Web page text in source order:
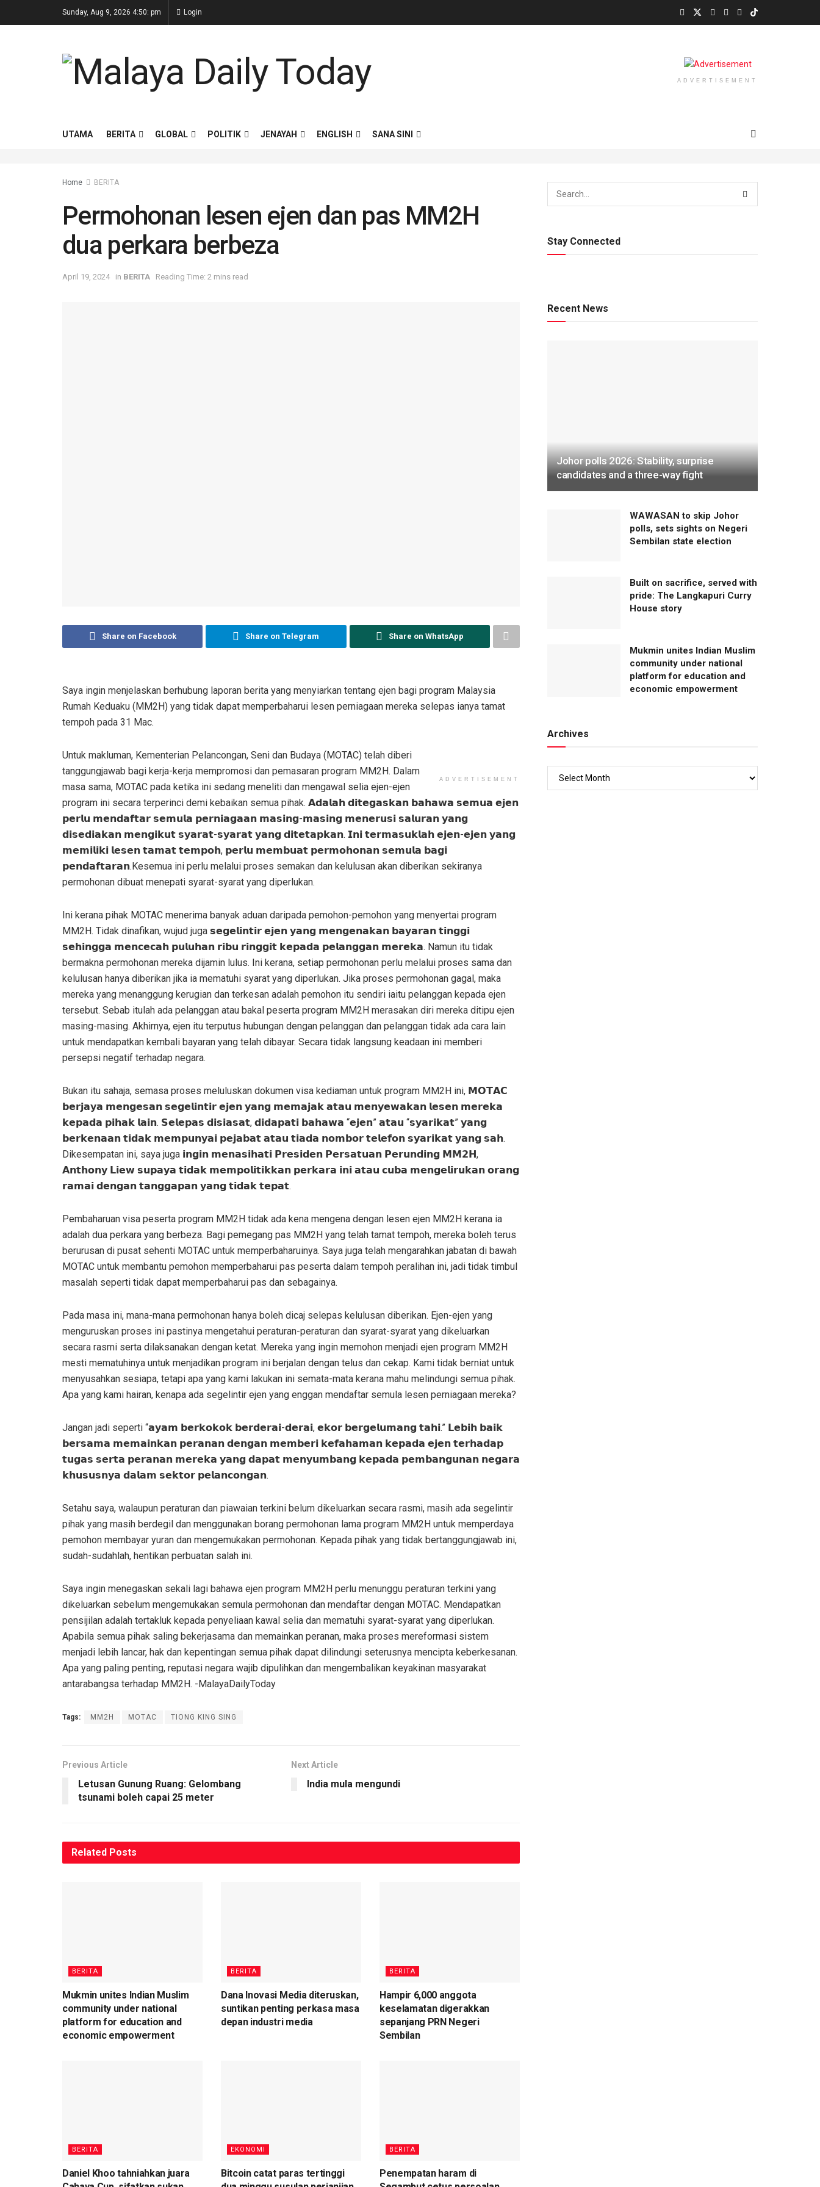
Sunday, Aug 9, 2026 4:50: pm Login
ADVERTISEMENT
UTAMA BERITA GLOBAL POLITIK JENAYAH ENGLISH SANA SINI
Home BERITA
Permohonan lesen ejen dan pas MM2H
dua perkara berbeza
April 19, 2024 in BERITA Reading Time: 2 mins read
Share on Facebook Share on Telegram Share on WhatsApp
Saya ingin menjelaskan berhubung laporan berita yang menyiarkan tentang ejen bagi program Malaysia
Rumah Keduaku (MM2H) yang tidak dapat memperbaharui lesen perniagaan mereka selepas ianya tamat
tempoh pada 31 Mac.
ADVERTISEMENT
Untuk makluman, Kementerian Pelancongan, Seni dan Budaya (MOTAC) telah diberi
tanggungjawab bagi kerja-kerja mempromosi dan pemasaran program MM2H. Dalam
masa sama, MOTAC pada ketika ini sedang meneliti dan mengawal selia ejen-ejen
program ini secara terperinci demi kebaikan semua pihak. 𝗔𝗱𝗮𝗹𝗮𝗵 𝗱𝗶𝘁𝗲𝗴𝗮𝘀𝗸𝗮𝗻 𝗯𝗮𝗵𝗮𝘄𝗮 𝘀𝗲𝗺𝘂𝗮 𝗲𝗷𝗲𝗻
𝗽𝗲𝗿𝗹𝘂 𝗺𝗲𝗻𝗱𝗮𝗳𝘁𝗮𝗿 𝘀𝗲𝗺𝘂𝗹𝗮 𝗽𝗲𝗿𝗻𝗶𝗮𝗴𝗮𝗮𝗻 𝗺𝗮𝘀𝗶𝗻𝗴-𝗺𝗮𝘀𝗶𝗻𝗴 𝗺𝗲𝗻𝗲𝗿𝘂𝘀𝗶 𝘀𝗮𝗹𝘂𝗿𝗮𝗻 𝘆𝗮𝗻𝗴
𝗱𝗶𝘀𝗲𝗱𝗶𝗮𝗸𝗮𝗻 𝗺𝗲𝗻𝗴𝗶𝗸𝘂𝘁 𝘀𝘆𝗮𝗿𝗮𝘁-𝘀𝘆𝗮𝗿𝗮𝘁 𝘆𝗮𝗻𝗴 𝗱𝗶𝘁𝗲𝘁𝗮𝗽𝗸𝗮𝗻. 𝗜𝗻𝗶 𝘁𝗲𝗿𝗺𝗮𝘀𝘂𝗸𝗹𝗮𝗵 𝗲𝗷𝗲𝗻-𝗲𝗷𝗲𝗻 𝘆𝗮𝗻𝗴
𝗺𝗲𝗺𝗶𝗹𝗶𝗸𝗶 𝗹𝗲𝘀𝗲𝗻 𝘁𝗮𝗺𝗮𝘁 𝘁𝗲𝗺𝗽𝗼𝗵, 𝗽𝗲𝗿𝗹𝘂 𝗺𝗲𝗺𝗯𝘂𝗮𝘁 𝗽𝗲𝗿𝗺𝗼𝗵𝗼𝗻𝗮𝗻 𝘀𝗲𝗺𝘂𝗹𝗮 𝗯𝗮𝗴𝗶
𝗽𝗲𝗻𝗱𝗮𝗳𝘁𝗮𝗿𝗮𝗻.Kesemua ini perlu melalui proses semakan dan kelulusan akan diberikan sekiranya
permohonan dibuat menepati syarat-syarat yang diperlukan.
Ini kerana pihak MOTAC menerima banyak aduan daripada pemohon-pemohon yang menyertai program
MM2H. Tidak dinafikan, wujud juga 𝘀𝗲𝗴𝗲𝗹𝗶𝗻𝘁𝗶𝗿 𝗲𝗷𝗲𝗻 𝘆𝗮𝗻𝗴 𝗺𝗲𝗻𝗴𝗲𝗻𝗮𝗸𝗮𝗻 𝗯𝗮𝘆𝗮𝗿𝗮𝗻 𝘁𝗶𝗻𝗴𝗴𝗶
𝘀𝗲𝗵𝗶𝗻𝗴𝗴𝗮 𝗺𝗲𝗻𝗰𝗲𝗰𝗮𝗵 𝗽𝘂𝗹𝘂𝗵𝗮𝗻 𝗿𝗶𝗯𝘂 𝗿𝗶𝗻𝗴𝗴𝗶𝘁 𝗸𝗲𝗽𝗮𝗱𝗮 𝗽𝗲𝗹𝗮𝗻𝗴𝗴𝗮𝗻 𝗺𝗲𝗿𝗲𝗸𝗮. Namun itu tidak
bermakna permohonan mereka dijamin lulus. Ini kerana, setiap permohonan perlu melalui proses sama dan
kelulusan hanya diberikan jika ia mematuhi syarat yang diperlukan. Jika proses permohonan gagal, maka
mereka yang menanggung kerugian dan terkesan adalah pemohon itu sendiri iaitu pelanggan kepada ejen
tersebut. Sebab itulah ada pelanggan atau bakal peserta program MM2H merasakan diri mereka ditipu ejen
masing-masing. Akhirnya, ejen itu terputus hubungan dengan pelanggan dan pelanggan tidak ada cara lain
untuk mendapatkan kembali bayaran yang telah dibayar. Secara tidak langsung keadaan ini memberi
persepsi negatif terhadap negara.
Bukan itu sahaja, semasa proses meluluskan dokumen visa kediaman untuk program MM2H ini, 𝗠𝗢𝗧𝗔𝗖
𝗯𝗲𝗿𝗷𝗮𝘆𝗮 𝗺𝗲𝗻𝗴𝗲𝘀𝗮𝗻 𝘀𝗲𝗴𝗲𝗹𝗶𝗻𝘁𝗶𝗿 𝗲𝗷𝗲𝗻 𝘆𝗮𝗻𝗴 𝗺𝗲𝗺𝗮𝗷𝗮𝗸 𝗮𝘁𝗮𝘂 𝗺𝗲𝗻𝘆𝗲𝘄𝗮𝗸𝗮𝗻 𝗹𝗲𝘀𝗲𝗻 𝗺𝗲𝗿𝗲𝗸𝗮
𝗸𝗲𝗽𝗮𝗱𝗮 𝗽𝗶𝗵𝗮𝗸 𝗹𝗮𝗶𝗻. 𝗦𝗲𝗹𝗲𝗽𝗮𝘀 𝗱𝗶𝘀𝗶𝗮𝘀𝗮𝘁, 𝗱𝗶𝗱𝗮𝗽𝗮𝘁𝗶 𝗯𝗮𝗵𝗮𝘄𝗮 “𝗲𝗷𝗲𝗻” 𝗮𝘁𝗮𝘂 “𝘀𝘆𝗮𝗿𝗶𝗸𝗮𝘁” 𝘆𝗮𝗻𝗴
𝗯𝗲𝗿𝗸𝗲𝗻𝗮𝗮𝗻 𝘁𝗶𝗱𝗮𝗸 𝗺𝗲𝗺𝗽𝘂𝗻𝘆𝗮𝗶 𝗽𝗲𝗷𝗮𝗯𝗮𝘁 𝗮𝘁𝗮𝘂 𝘁𝗶𝗮𝗱𝗮 𝗻𝗼𝗺𝗯𝗼𝗿 𝘁𝗲𝗹𝗲𝗳𝗼𝗻 𝘀𝘆𝗮𝗿𝗶𝗸𝗮𝘁 𝘆𝗮𝗻𝗴 𝘀𝗮𝗵.
Dikesempatan ini, saya juga 𝗶𝗻𝗴𝗶𝗻 𝗺𝗲𝗻𝗮𝘀𝗶𝗵𝗮𝘁𝗶 𝗣𝗿𝗲𝘀𝗶𝗱𝗲𝗻 𝗣𝗲𝗿𝘀𝗮𝘁𝘂𝗮𝗻 𝗣𝗲𝗿𝘂𝗻𝗱𝗶𝗻𝗴 𝗠𝗠𝟮𝗛,
𝗔𝗻𝘁𝗵𝗼𝗻𝘆 𝗟𝗶𝗲𝘄 𝘀𝘂𝗽𝗮𝘆𝗮 𝘁𝗶𝗱𝗮𝗸 𝗺𝗲𝗺𝗽𝗼𝗹𝗶𝘁𝗶𝗸𝗸𝗮𝗻 𝗽𝗲𝗿𝗸𝗮𝗿𝗮 𝗶𝗻𝗶 𝗮𝘁𝗮𝘂 𝗰𝘂𝗯𝗮 𝗺𝗲𝗻𝗴𝗲𝗹𝗶𝗿𝘂𝗸𝗮𝗻 𝗼𝗿𝗮𝗻𝗴
𝗿𝗮𝗺𝗮𝗶 𝗱𝗲𝗻𝗴𝗮𝗻 𝘁𝗮𝗻𝗴𝗴𝗮𝗽𝗮𝗻 𝘆𝗮𝗻𝗴 𝘁𝗶𝗱𝗮𝗸 𝘁𝗲𝗽𝗮𝘁.
Pembaharuan visa peserta program MM2H tidak ada kena mengena dengan lesen ejen MM2H kerana ia
adalah dua perkara yang berbeza. Bagi pemegang pas MM2H yang telah tamat tempoh, mereka boleh terus
berurusan di pusat sehenti MOTAC untuk memperbaharuinya. Saya juga telah mengarahkan jabatan di bawah
MOTAC untuk membantu pemohon memperbaharui pas peserta dalam tempoh peralihan ini, jadi tidak timbul
masalah seperti tidak dapat memperbaharui pas dan sebagainya.
Pada masa ini, mana-mana permohonan hanya boleh dicaj selepas kelulusan diberikan. Ejen-ejen yang
menguruskan proses ini pastinya mengetahui peraturan-peraturan dan syarat-syarat yang dikeluarkan
secara rasmi serta dilaksanakan dengan ketat. Mereka yang ingin memohon menjadi ejen program MM2H
mesti mematuhinya untuk menjadikan program ini berjalan dengan telus dan cekap. Kami tidak berniat untuk
menyusahkan sesiapa, tetapi apa yang kami lakukan ini semata-mata kerana mahu melindungi semua pihak.
Apa yang kami hairan, kenapa ada segelintir ejen yang enggan mendaftar semula lesen perniagaan mereka?
Jangan jadi seperti “𝗮𝘆𝗮𝗺 𝗯𝗲𝗿𝗸𝗼𝗸𝗼𝗸 𝗯𝗲𝗿𝗱𝗲𝗿𝗮𝗶-𝗱𝗲𝗿𝗮𝗶, 𝗲𝗸𝗼𝗿 𝗯𝗲𝗿𝗴𝗲𝗹𝘂𝗺𝗮𝗻𝗴 𝘁𝗮𝗵𝗶.” 𝗟𝗲𝗯𝗶𝗵 𝗯𝗮𝗶𝗸
𝗯𝗲𝗿𝘀𝗮𝗺𝗮 𝗺𝗲𝗺𝗮𝗶𝗻𝗸𝗮𝗻 𝗽𝗲𝗿𝗮𝗻𝗮𝗻 𝗱𝗲𝗻𝗴𝗮𝗻 𝗺𝗲𝗺𝗯𝗲𝗿𝗶 𝗸𝗲𝗳𝗮𝗵𝗮𝗺𝗮𝗻 𝗸𝗲𝗽𝗮𝗱𝗮 𝗲𝗷𝗲𝗻 𝘁𝗲𝗿𝗵𝗮𝗱𝗮𝗽
𝘁𝘂𝗴𝗮𝘀 𝘀𝗲𝗿𝘁𝗮 𝗽𝗲𝗿𝗮𝗻𝗮𝗻 𝗺𝗲𝗿𝗲𝗸𝗮 𝘆𝗮𝗻𝗴 𝗱𝗮𝗽𝗮𝘁 𝗺𝗲𝗻𝘆𝘂𝗺𝗯𝗮𝗻𝗴 𝗸𝗲𝗽𝗮𝗱𝗮 𝗽𝗲𝗺𝗯𝗮𝗻𝗴𝘂𝗻𝗮𝗻 𝗻𝗲𝗴𝗮𝗿𝗮
𝗸𝗵𝘂𝘀𝘂𝘀𝗻𝘆𝗮 𝗱𝗮𝗹𝗮𝗺 𝘀𝗲𝗸𝘁𝗼𝗿 𝗽𝗲𝗹𝗮𝗻𝗰𝗼𝗻𝗴𝗮𝗻.
Setahu saya, walaupun peraturan dan piawaian terkini belum dikeluarkan secara rasmi, masih ada segelintir
pihak yang masih berdegil dan menggunakan borang permohonan lama program MM2H untuk memperdaya
pemohon membayar yuran dan mengemukakan permohonan. Kepada pihak yang tidak bertanggungjawab ini,
sudah-sudahlah, hentikan perbuatan salah ini.
Saya ingin menegaskan sekali lagi bahawa ejen program MM2H perlu menunggu peraturan terkini yang
dikeluarkan sebelum mengemukakan semula permohonan dan mendaftar dengan MOTAC. Mendapatkan
pensijilan adalah tertakluk kepada penyeliaan kawal selia dan mematuhi syarat-syarat yang diperlukan.
Apabila semua pihak saling bekerjasama dan memainkan peranan, maka proses mereformasi sistem
menjadi lebih lancar, hak dan kepentingan semua pihak dapat dilindungi seterusnya mencipta keberkesanan.
Apa yang paling penting, reputasi negara wajib dipulihkan dan mengembalikan keyakinan masyarakat
antarabangsa terhadap MM2H. -MalayaDailyToday
Tags: MM2H MOTAC TIONG KING SING
Previous Article
Letusan Gunung Ruang: Gelombang
tsunami boleh capai 25 meter
Next Article
India mula mengundi
Related Posts
BERITA
Mukmin unites Indian Muslim
community under national
platform for education and
economic empowerment
BERITA
Dana Inovasi Media diteruskan,
suntikan penting perkasa masa
depan industri media
BERITA
Hampir 6,000 anggota
keselamatan digerakkan
sepanjang PRN Negeri
Sembilan
BERITA
Daniel Khoo tahniahkan juara
EKONOMI
Bitcoin catat paras tertinggi
BERITA
Penempatan haram di
Stay Connected
Recent News
Johor polls 2026: Stability, surprise
candidates and a three-way fight
WAWASAN to skip Johor
polls, sets sights on Negeri
Sembilan state election
Built on sacrifice, served with
pride: The Langkapuri Curry
House story
Mukmin unites Indian Muslim
community under national
platform for education and
economic empowerment
Archives